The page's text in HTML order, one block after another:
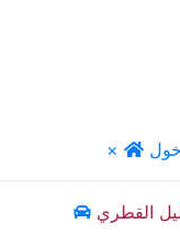
×
القطري